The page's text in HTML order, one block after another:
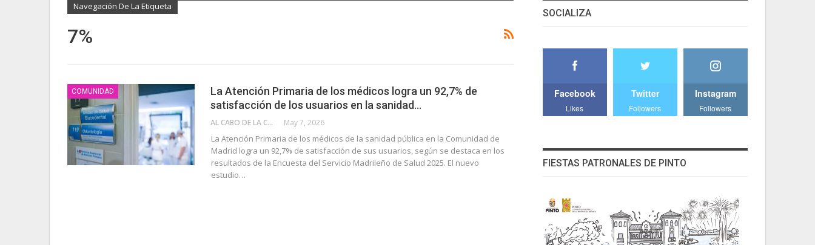
Navegación De La Etiqueta
7%
COMUNIDAD
La Atención Primaria de los médicos logra un 92,7% de
satisfacción de los usuarios en la sanidad…
AL CABO DE LA CALLE May 7, 2026
La Atención Primaria de los médicos de la sanidad pública en la Comunidad de
Madrid logra un 92,7% de satisfacción de sus usuarios, según se destaca en los
resultados de la Encuesta del Servicio Madrileño de Salud 2025. El nuevo
estudio…
SOCIALIZA
Facebook
Likes
Twitter
Followers
Instagram
Followers
FIESTAS PATRONALES DE PINTO